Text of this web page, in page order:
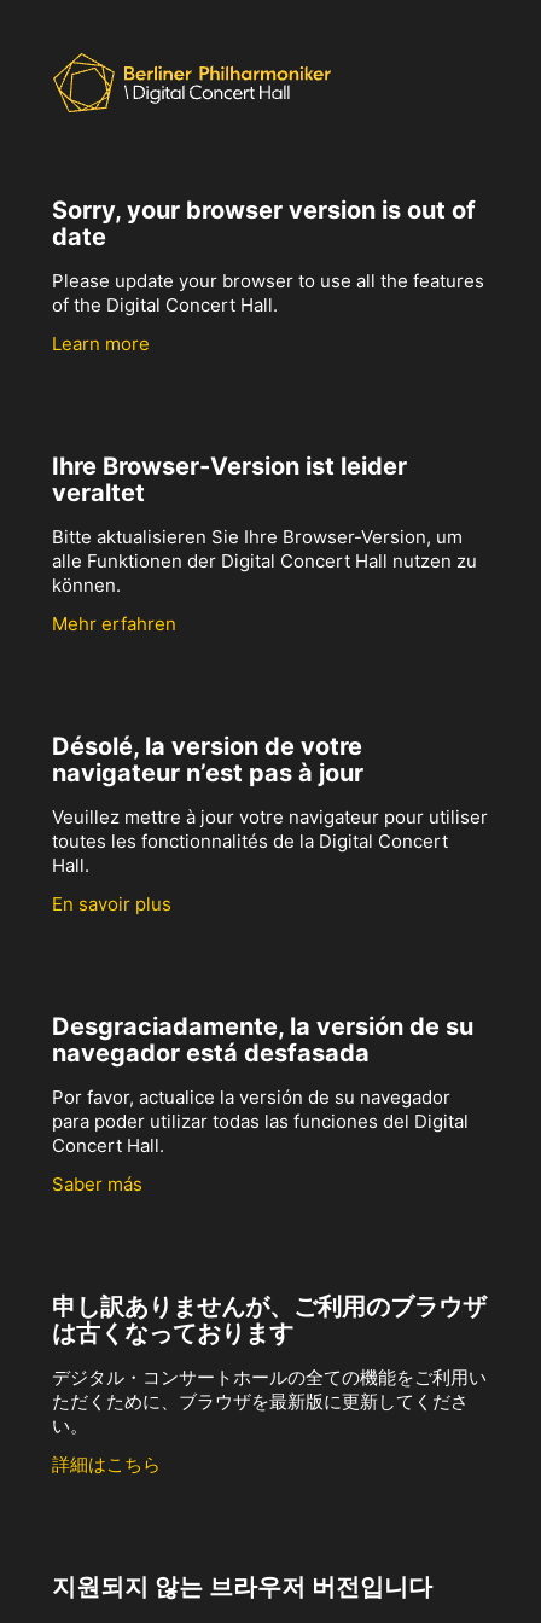
Sorry, your browser version is out of
date
Please update your browser to use all the features
of the Digital Concert Hall.
Learn more
Ihre Browser-Version ist leider
veraltet
Bitte aktualisieren Sie Ihre Browser-Version, um
alle Funktionen der Digital Concert Hall nutzen zu
können.
Mehr erfahren
Désolé, la version de votre
navigateur n’est pas à jour
Veuillez mettre à jour votre navigateur pour utiliser
toutes les fonctionnalités de la Digital Concert
Hall.
En savoir plus
Desgraciadamente, la versión de su
navegador está desfasada
Por favor, actualice la versión de su navegador
para poder utilizar todas las funciones del Digital
Concert Hall.
Saber más
申し訳ありませんが、ご利用のブラウザ
は古くなっております
デジタル・コンサートホールの全ての機能をご利用い
ただくために、ブラウザを最新版に更新してくださ
い。
詳細はこちら
지원되지 않는 브라우저 버전입니다